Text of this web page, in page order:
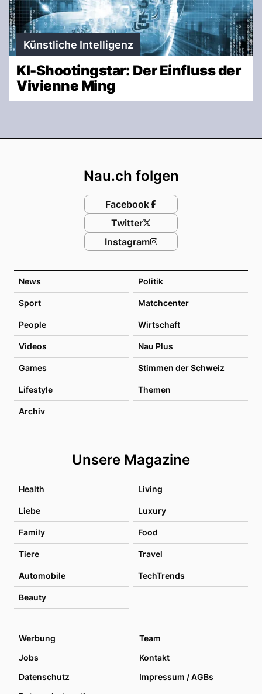
Künstliche Intelligenz
KI-Shootingstar: Der Einfluss der
Vivienne Ming
News Politik
Sport Matchcenter
People Wirtschaft
Videos Nau Plus
Games Stimmen der Schweiz
Lifestyle Themen
Archiv
Unsere Magazine
Health Living
Liebe Luxury
Family Food
Tiere Travel
Automobile TechTrends
Beauty
Nau.ch folgen
Facebook
Twitter
Instagram
Werbung
Team
Jobs
Kontakt
Datenschutz
Impressum / AGBs